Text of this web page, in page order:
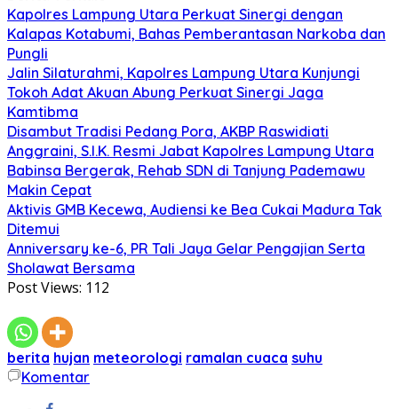
Kapolres Lampung Utara Perkuat Sinergi dengan
Kalapas Kotabumi, Bahas Pemberantasan Narkoba dan
Pungli
Jalin Silaturahmi, Kapolres Lampung Utara Kunjungi
Tokoh Adat Akuan Abung Perkuat Sinergi Jaga
Kamtibma
Disambut Tradisi Pedang Pora, AKBP Raswidiati
Anggraini, S.I.K. Resmi Jabat Kapolres Lampung Utara
Babinsa Bergerak, Rehab SDN di Tanjung Pademawu
Makin Cepat
Aktivis GMB Kecewa, Audiensi ke Bea Cukai Madura Tak
Ditemui
Anniversary ke-6, PR Tali Jaya Gelar Pengajian Serta
Sholawat Bersama
Post Views: 112
berita hujan meteorologi ramalan cuaca suhu
Komentar